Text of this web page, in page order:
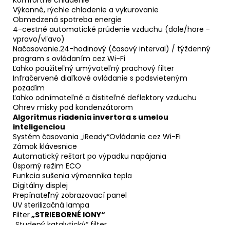
Výkonné, rýchle chladenie a vykurovanie
Obmedzená spotreba energie
4-cestné automatické prúdenie vzduchu (dole/hore -
vpravo/vľavo)
Načasovanie.24-hodinový (časový interval) / týždenný
program s ovládaním cez Wi-Fi
Ľahko použiteľný umývateľný prachový filter
Infračervené diaľkové ovládanie s podsvieteným
pozadím
Ľahko odnímateľné a čistiteľné deflektory vzduchu
Ohrev misky pod kondenzátorom
Algoritmus riadenia invertora s umelou
inteligenciou
Systém časovania „iReady“Ovládanie cez Wi-Fi
Zámok klávesnice
Automatický reštart po výpadku napájania
Úsporný režim ECO
Funkcia sušenia výmenníka tepla
Digitálny displej
Prepínateľný zobrazovací panel
UV sterilizačná lampa
Filter„STRIEBORNÉ IONY“